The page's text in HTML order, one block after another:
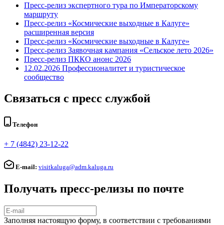
Пресс-релиз экспертного тура по Императорскому
маршруту
Пресс-релиз «Космические выходные в Калуге»
расширенная версия
Пресс-релиз «Космические выходные в Калуге»
Пресс-релиз Заявочная кампания «Сельское лето 2026»
Пресс-релиз ПККО анонс 2026
12.02.2026 Профессионалитет и туристическое
сообщество
Связаться с пресс службой
Телефон
+ 7 (4842) 23-12-22
E-mail: visitkaluga@adm.kaluga.ru
Получать пресс-релизы по почте
Заполняя настоящую форму, в соответствии с требованиями